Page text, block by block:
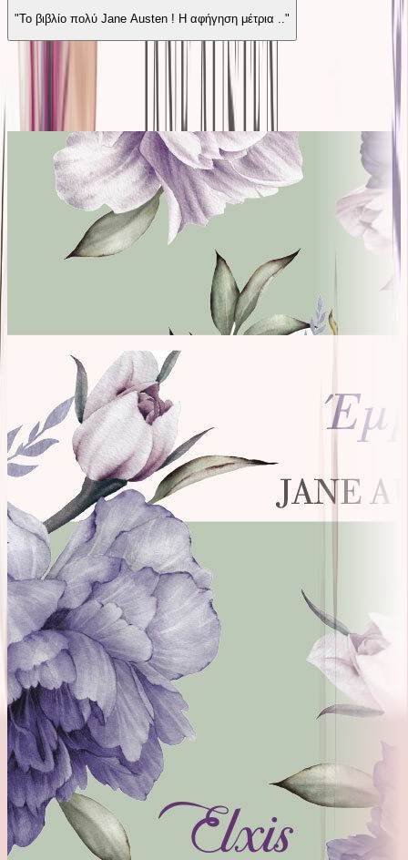
"Το βιβλίο πολύ Jane Austen ! Η αφήγηση μέτρια .."
Ίδιος συγγραφέας